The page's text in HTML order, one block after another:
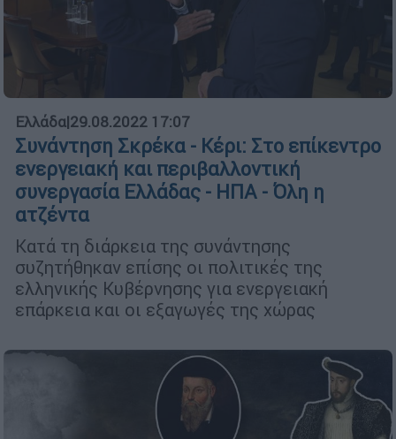
Ελλάδα|29.08.2022 17:07
Συνάντηση Σκρέκα - Κέρι: Στο επίκεντρο
ενεργειακή και περιβαλλοντική
συνεργασία Ελλάδας - ΗΠΑ - Όλη η
ατζέντα
Κατά τη διάρκεια της συνάντησης
συζητήθηκαν επίσης οι πολιτικές της
ελληνικής Κυβέρνησης για ενεργειακή
επάρκεια και οι εξαγωγές της χώρας